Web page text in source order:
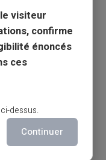
et un IBAN
visiteur
confirme
énoncés
ces
dessus.
Continuer